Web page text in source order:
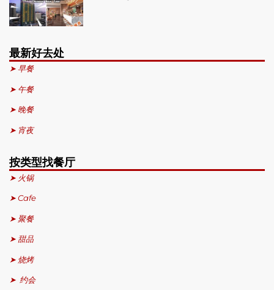
最新好去处
➤ 早餐
➤ 午餐
➤ 晚餐
➤ 宵夜
按类型找餐厅
➤ 火锅
➤ Cafe
➤ 聚餐
➤ 甜品
➤ 烧烤
➤ 约会